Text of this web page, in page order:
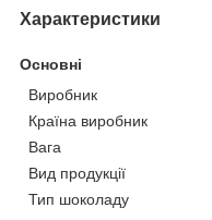
Характеристики
Основні
Виробник
Країна виробник
Вага
Вид продукції
Тип шоколаду